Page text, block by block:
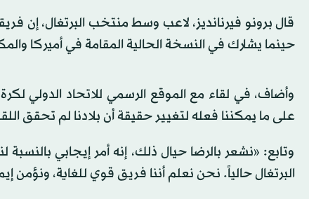
قال برونو فيرنانديز، لاعب وسط منتخب البرتغال، إن
حينما يشارك في النسخة الحالية المقامة في أميركا
وأضاف، في لقاء مع الموقع الرسمي للاتحاد الدولي
على ما يمكننا فعله لتغيير حقيقة أن بلادنا لم تحقق
وتابع: «نشعر بالرضا حيال ذلك، إنه أمر إيجابي
البرتغال حالياً. نحن نعلم أننا فريق قوي للغاية، ونؤمن